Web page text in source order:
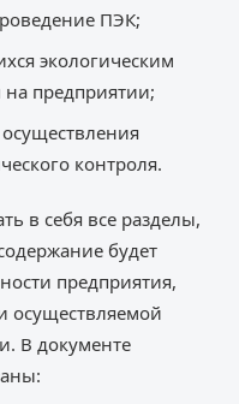
ПЭК;
экологическим
предприятии;
контроля.
в себя все разделы,
будет
предприятия,
осуществляемой
В документе